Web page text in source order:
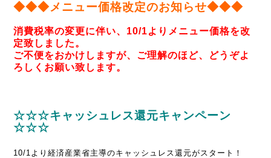
◆◆◆メニュー価格改定のお知らせ◆◆◆
消費税率の変更に伴い、10/1よりメニュー価格を改
定致しました。
ご不便をおかけしますが、ご理解のほど、どうぞよ
ろしくお願い致します。
☆☆☆キャッシュレス還元キャンペーン
☆☆☆
10/1より経済産業省主導のキャッシュレス還元がスタート！